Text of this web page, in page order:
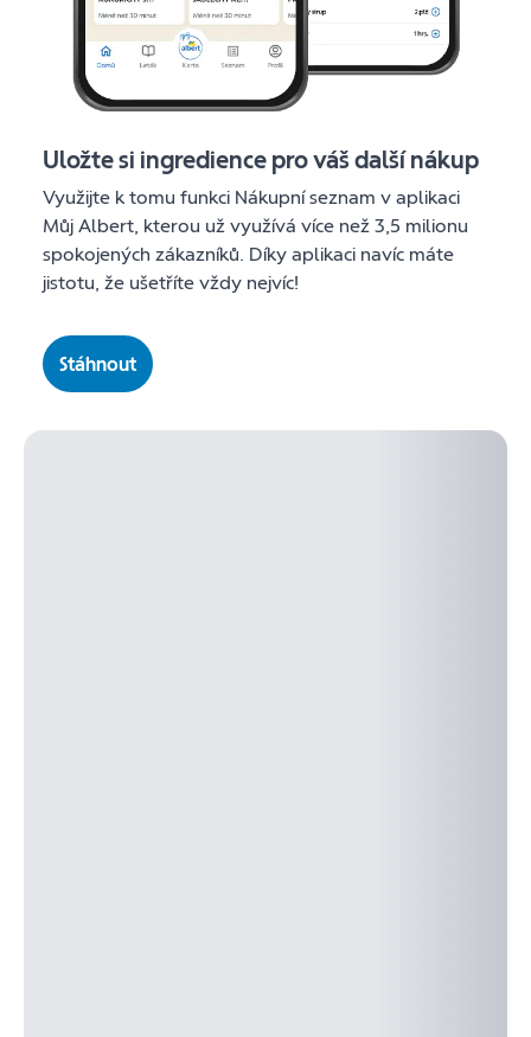
Uložte si ingredience pro váš další nákup
Využijte k tomu funkci Nákupní seznam v aplikaci
Můj Albert, kterou už využívá více než 3,5 milionu
spokojených zákazníků. Díky aplikaci navíc máte
jistotu, že ušetříte vždy nejvíc!
Stáhnout